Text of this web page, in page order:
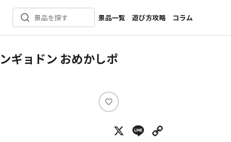
景品を探す
景品一覧
新着景品
カテゴリ一覧
遊び方攻略
コラム
インタビュー
ギョドン おめかしポ
い
ね
X Line